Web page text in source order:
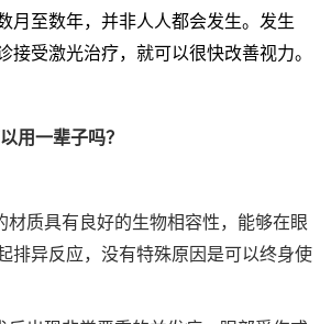
月至数年，并非人人都会发生。发生
接受激光治疗，就可以很快改善视力。
用一辈子吗？
材质具有良好的生物相容性，能够在眼
排异反应，没有特殊原因是可以终身使